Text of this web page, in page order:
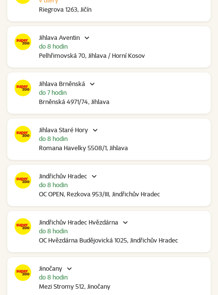
Riegrova 1263, Jičín
Jihlava Aventin
Pelhřimovská 70, Jihlava / Horní Kosov
do 8 hodin
Jihlava Brněnská
Brněnská 4971/74, Jihlava
do 7 hodin
Jihlava Staré Hory
Romana Havelky 5508/1, Jihlava
do 8 hodin
Jindřichův Hradec
OC OPEN, Rezkova 953/III, Jindřichův Hradec
do 8 hodin
Jindřichův Hradec Hvězdárna
OC Hvězdárna Budějovická 1025, Jindřichův Hradec
do 8 hodin
Jinočany
Mezi Stromy 512, Jinočany
do 8 hodin